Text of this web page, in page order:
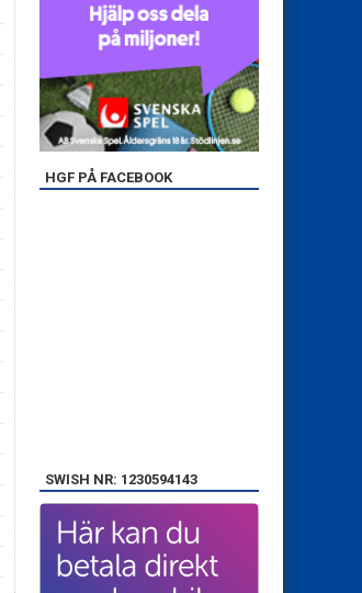
HGF PÅ FACEBOOK
SWISH NR: 1230594143